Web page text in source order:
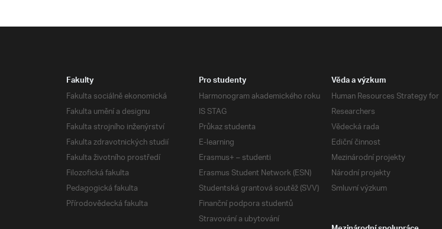
Fakulty
Fakulta sociálně ekonomická
Fakulta umění a designu
Fakulta strojního inženýrství
Fakulta zdravotnických studií
Fakulta životního prostředí
Filozofická fakulta
Pedagogická fakulta
Přírodovědecká fakulta
Pro studenty
Harmonogram akademického roku
IS STAG
Průkaz studenta
E-learning
Erasmus+ – studenti
Erasmus Student Network (ESN)
Studentská grantová soutěž (SVV)
Finanční podpora studentů
Stravování a ubytování
Věda a výzkum
Human Resources Strategy for
Researchers
Vědecká rada
Ediční činnost
Mezinárodní projekty
Národní projekty
Smluvní výzkum